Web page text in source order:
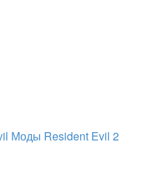
Моды Resident Evil 2